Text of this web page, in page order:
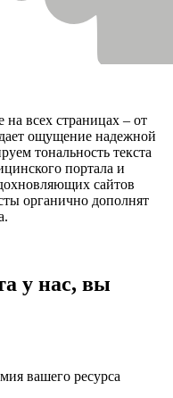
всех страницах – от
ощущение надежной
тональность текста
портала и
сайтов
органично дополнят
у нас, вы
вашего ресурса